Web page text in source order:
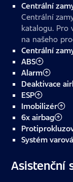
Centrální
Centrální
katalogu. Pro
na našeho
Centrální
ABS
Alarm
Deaktivace
ESP
Imobilizér
6x airbag
Systém
Asistenční